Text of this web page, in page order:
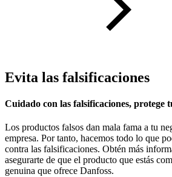
Evita las falsificaciones
Cuidado con las falsificaciones, protege
Los productos falsos dan mala fama a tu
empresa. Por tanto, hacemos todo lo que
contra las falsificaciones. Obtén más
asegurarte de que el producto que estás
genuina que ofrece Danfoss.